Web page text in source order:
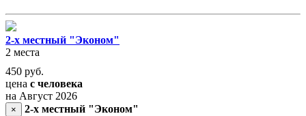
2-х местный "Эконом"
2 места
450 руб.
цена с человека
на Август 2026
×
2-х местный "Эконом"